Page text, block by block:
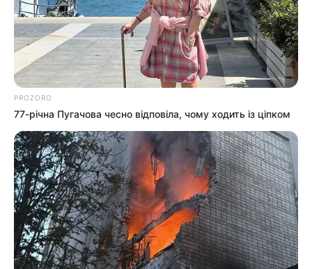
PROZORO
77-річна Пугачова чесно відповіла, чому ходить із ціпком